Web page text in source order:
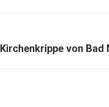
Kirchenkrippe von